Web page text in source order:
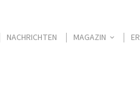
NACHRICHTEN MAGAZIN